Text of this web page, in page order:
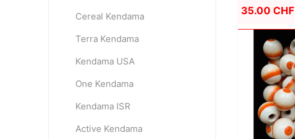
35.00 CHF
Cereal Kendama
Terra Kendama
Kendama USA
One Kendama
Kendama ISR
Active Kendama